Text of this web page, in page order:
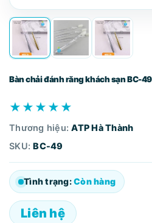
Bàn chải đánh răng khách sạn BC-49
★★★★★
Thương hiệu:ATP Hà Thành
SKU:BC-49
Tình trạng:Còn hàng
Liên hệ